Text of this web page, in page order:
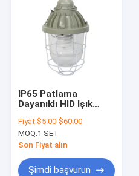
Ürün:% s
VİDEOLAR
Hakkımızda
Bizimle iletişime geçin
Haberler
IP65 Patlama
Dayanıklı HID Işık
Yapı CRI 70 Tehlikeli
Alan Güvenliği
Uyumluluğu için
Fiyat:$5.00-$60.00
MOQ:1 SET
Son Fiyat alın
Şimdi başvurun